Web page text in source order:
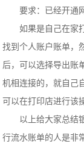
要求：已经开通网
如果是自己在家打
找到个人账户账单，
后，可以选择导出账
机相连接的，就自己
可以在打印店进行该
以上给大家总结银
行流水账单的人是非